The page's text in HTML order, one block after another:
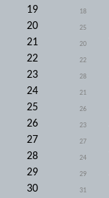
19
18
20
25
21
20
22
22
23
28
24
21
25
26
26
23
27
27
28
24
29
29
30
31